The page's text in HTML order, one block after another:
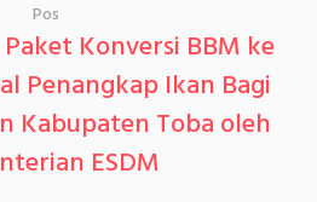
Pos
Konversi BBM ke
Penangkap Ikan Bagi
Kabupaten Toba oleh
ESDM